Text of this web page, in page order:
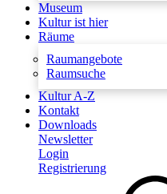
Museum
Kultur ist hier
Räume
Raumangebote
Raumsuche
Kultur A-Z
Kontakt
Downloads
Newsletter
Login
Registrierung